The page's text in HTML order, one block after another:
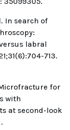
In search of
labral
713.
for
with
at second-look